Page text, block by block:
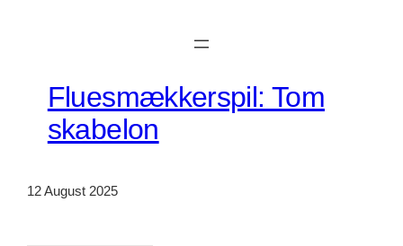
Fluesmækkerspil: Tom
skabelon
12 August 2025